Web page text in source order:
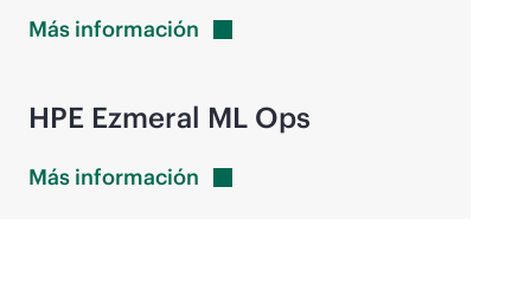
Más información
HPE Ezmeral ML Ops
Más información